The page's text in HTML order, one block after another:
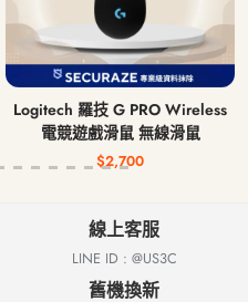
Logitech 羅技 G PRO Wireless
電競遊戲滑鼠 無線滑鼠
$2,700
線上客服
LINE ID : @US3C
舊機換新